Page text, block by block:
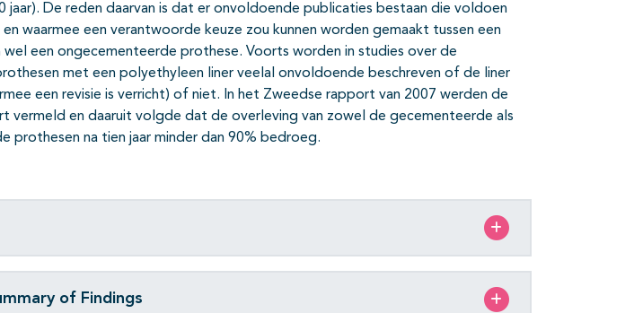
jaar). De reden daarvan is dat er onvoldoende publicaties bestaan die voldoen
en waarmee een verantwoorde keuze zou kunnen worden gemaakt tussen een
een ongecementeerde prothese. Voorts worden in studies over de
met een polyethyleen liner veelal onvoldoende beschreven of de liner
een revisie is verricht) of niet. In het Zweedse rapport van 2007 werden de
vermeld en daaruit volgde dat de overleving van zowel de gecementeerde als
prothesen na tien jaar minder dan 90% bedroeg.
of Findings